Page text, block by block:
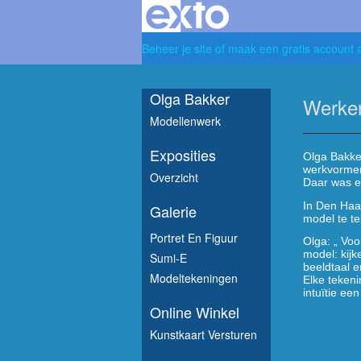
Beheer je site of maak een gratis account
Olga
Daar was
In Den
model te
Olga: „
model:
beeldtaal
Elke
intuïtie
Olga Bakker
Modellenwerk
Exposities
Overzicht
Galerie
Portret En Figuur
Sumi-E
Modeltekeningen
Online Winkel
Kunstkaart Versturen